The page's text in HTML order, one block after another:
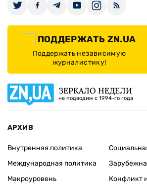
ПОДДЕРЖАТЬ ZN.UA
Поддержать независимую
журналистику!
ЗЕРКАЛО НЕДЕЛИ
не подводим с 1994-го года
АРХИВ
Внутренняя политика
Международная политика
Макроуровень
Конфликт